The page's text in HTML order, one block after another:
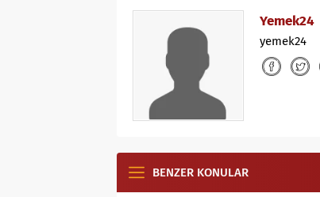
Yemek24
yemek24
BENZER KONULAR